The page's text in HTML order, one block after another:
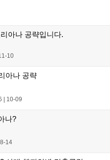
아나 공략입니다.
10
아나 공략
| 10-09
나?
14